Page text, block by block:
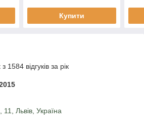
Купити
1584 відгуків за рік
11, Львів, Україна